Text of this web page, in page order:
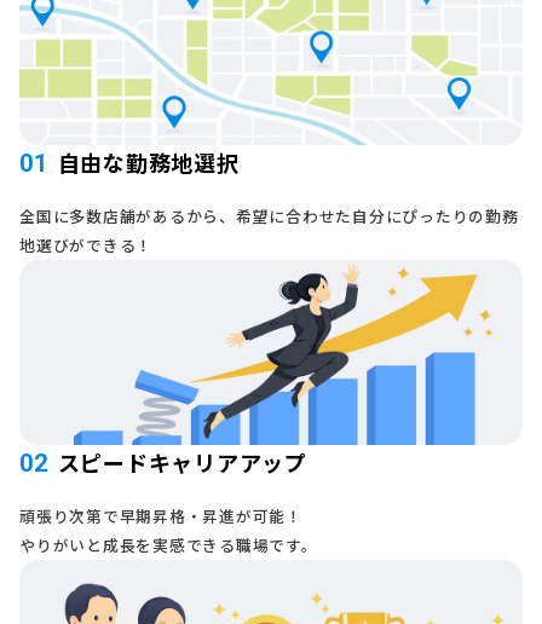
01 自由な勤務地選択
全国に多数店舗があるから、希望に合わせた自分にぴったりの勤務
地選びができる！
02 スピードキャリアアップ
頑張り次第で早期昇格・昇進が可能！
やりがいと成長を実感できる職場です。